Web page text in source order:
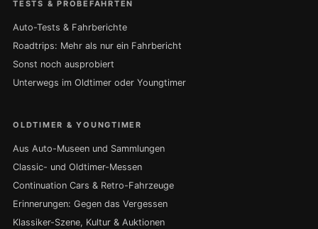
TESTS & PROBEFAHRTEN
Auto-Tests & Fahrberichte
Roadtrips: Mehr als nur ein Fahrbericht
Sonst noch ausprobiert
Unterwegs im Oldtimer oder Youngtimer
OLDTIMER & YOUNGTIMER
Aus Auto-Museen und Sammlungen
Classic- und Oldtimer-Messen
Continuation Cars & Retro-Fahrzeuge
Erinnerungen: Gegen das Vergessen
Klassiker-Szene, Kultur & Auktionen